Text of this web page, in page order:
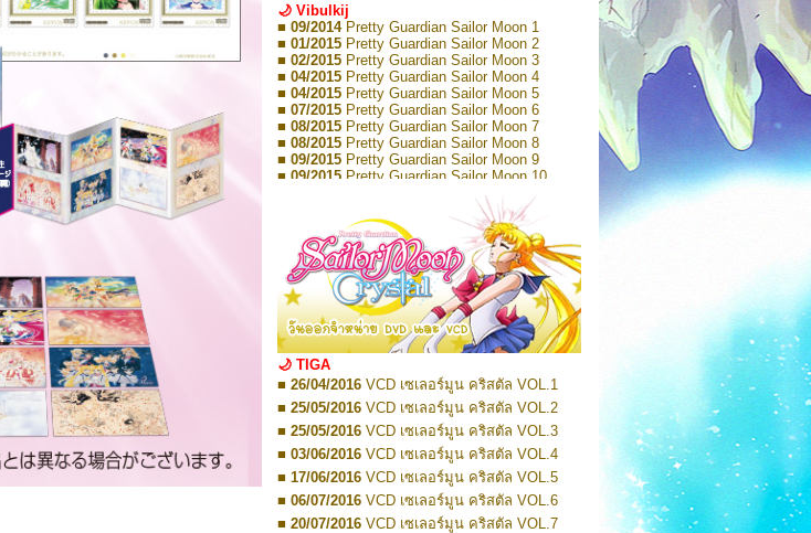
🌙 Vibulkij
■ 09/2014 Pretty Guardian Sailor Moon 1
■ 01/2015 Pretty Guardian Sailor Moon 2
■ 02/2015 Pretty Guardian Sailor Moon 3
■ 04/2015 Pretty Guardian Sailor Moon 4
■ 04/2015 Pretty Guardian Sailor Moon 5
■ 07/2015 Pretty Guardian Sailor Moon 6
■ 08/2015 Pretty Guardian Sailor Moon 7
■ 08/2015 Pretty Guardian Sailor Moon 8
■ 09/2015 Pretty Guardian Sailor Moon 9
■ 09/2015 Pretty Guardian Sailor Moon 10
Pretty Guardian Sailor Moon 11
Pretty Guardian Sailor Moon 12
Pretty Guardian Sailor Moon Short
Stories 1
■ 09/2018Pretty Guardian Sailor Moon Short
Stories 2
■ 01/2022Pretty Guardian Sailor Moon Eternal
Edition 1
■ 01/2022Pretty Guardian Sailor Moon Eternal
Edition 2
■ 03/2022Pretty Guardian Sailor Moon Eternal
Edition 3
■ 03/2022Pretty Guardian Sailor Moon Eternal
Edition 4
■ 07/2022Pretty Guardian Sailor Moon Eternal
Edition 5
■ 07/2022Pretty Guardian Sailor Moon Eternal
Edition 6
Pretty Guardian Sailor Moon Eternal
Edition 7
■ 01/2023Pretty Guardian Sailor Moon Eternal
🌙 TIGA
■ 26/04/2016 VCD เซเลอร์มูน คริสตัล VOL.1
■ 25/05/2016 VCD เซเลอร์มูน คริสตัล VOL.2
■ 25/05/2016 VCD เซเลอร์มูน คริสตัล VOL.3
■ 03/06/2016 VCD เซเลอร์มูน คริสตัล VOL.4
■ 17/06/2016 VCD เซเลอร์มูน คริสตัล VOL.5
■ 06/07/2016 VCD เซเลอร์มูน คริสตัล VOL.6
■ 20/07/2016 VCD เซเลอร์มูน คริสตัล VOL.7